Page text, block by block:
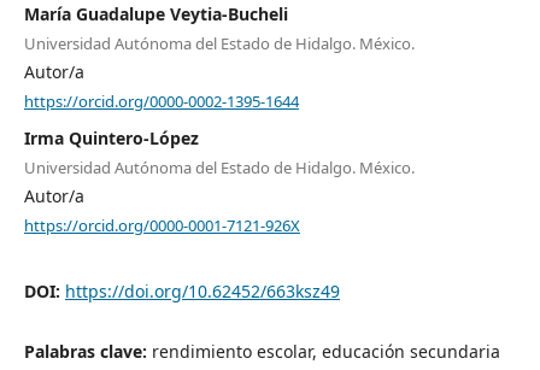
María Guadalupe Veytia-Bucheli
Universidad Autónoma del Estado de Hidalgo. México.
Autor/a
https://orcid.org/0000-0002-1395-1644
Irma Quintero-López
Universidad Autónoma del Estado de Hidalgo. México.
Autor/a
https://orcid.org/0000-0001-7121-926X
DOI: https://doi.org/10.62452/663ksz49
Palabras clave: rendimiento escolar, educación secundaria